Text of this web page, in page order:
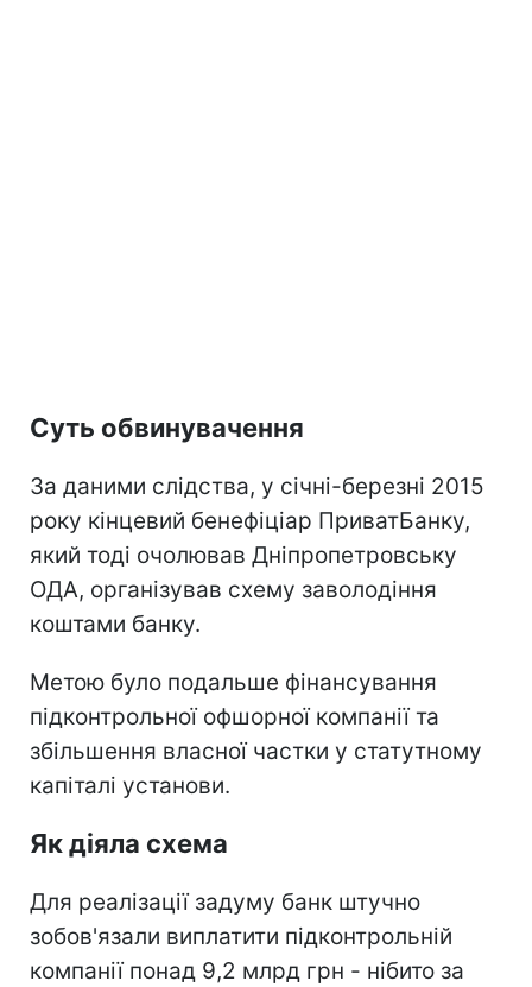
Суть обвинувачення
За даними слідства, у січні-березні 2015
року кінцевий бенефіціар ПриватБанку,
який тоді очолював Дніпропетровську
ОДА, організував схему заволодіння
коштами банку.
Метою було подальше фінансування
підконтрольної офшорної компанії та
збільшення власної частки у статутному
капіталі установи.
Як діяла схема
Для реалізації задуму банк штучно
зобов'язали виплатити підконтрольній
компанії понад 9,2 млрд грн - нібито за